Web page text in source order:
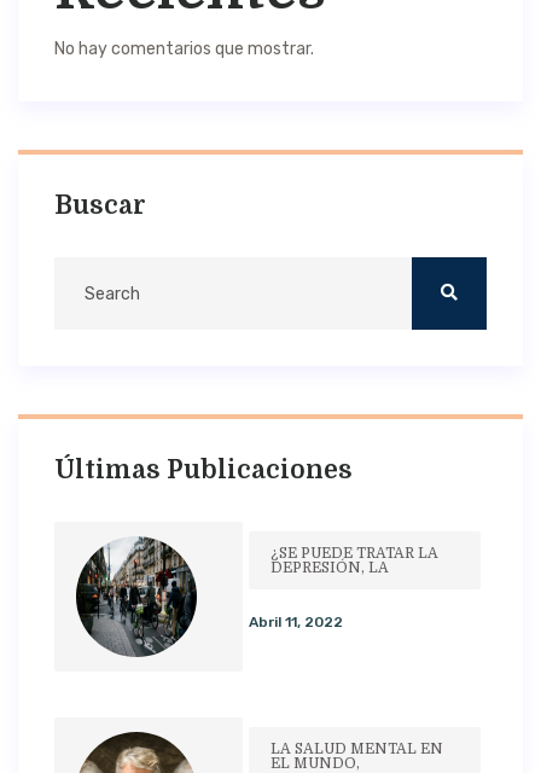
No hay comentarios que mostrar.
Buscar
Últimas Publicaciones
¿SE PUEDE TRATAR LA
DEPRESIÓN, LA
Abril 11, 2022
LA SALUD MENTAL EN
EL MUNDO,